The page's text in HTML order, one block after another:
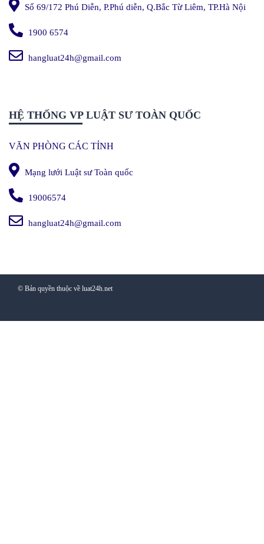
Số 69/172 Phú Diễn, P.Phú diễn, Q.Bắc Từ Liêm, TP.Hà Nội
1900 6574
hangluat24h@gmail.com
HỆ THỐNG VP LUẬT SƯ TOÀN QUỐC
VĂN PHÒNG CÁC TỈNH
Mạng lưới Luật sư Toàn quốc
19006574
hangluat24h@gmail.com
© Bản quyền thuộc về luat24h.net